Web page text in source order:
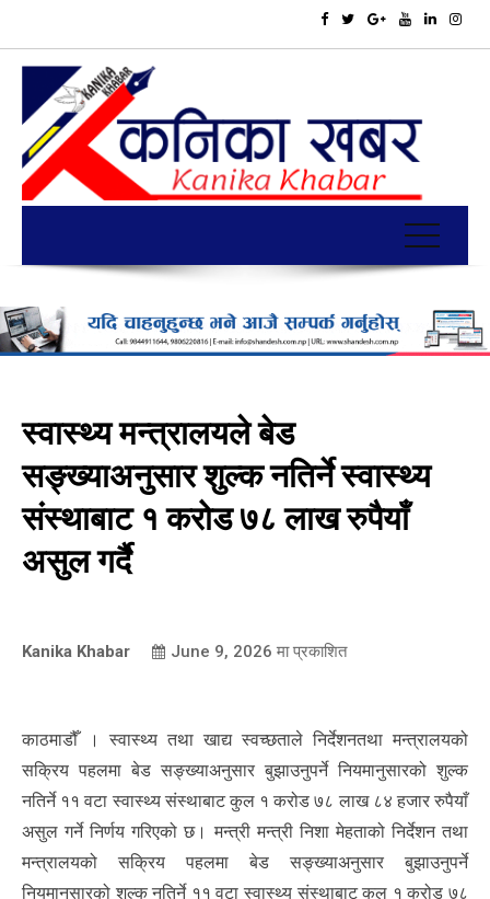
स्वास्थ्य मन्त्रालयले बेड
सङ्ख्याअनुसार शुल्क नतिर्ने स्वास्थ्य
संस्थाबाट १ करोड ७८ लाख रुपैयाँ
असुल गर्दै
Kanika Khabar June 9, 2026 मा प्रकाशित
काठमाडौँ । स्वास्थ्य तथा खाद्य स्वच्छताले निर्देशनतथा मन्त्रालयको
सक्रिय पहलमा बेड सङ्ख्याअनुसार बुझाउनुपर्ने नियमानुसारको शुल्क
नतिर्ने ११ वटा स्वास्थ्य संस्थाबाट कुल १ करोड ७८ लाख ८४ हजार रुपैयाँ
असुल गर्ने निर्णय गरिएको छ। मन्त्री मन्त्री निशा मेहताको निर्देशन तथा
मन्त्रालयको सक्रिय पहलमा बेड सङ्ख्याअनुसार बुझाउनुपर्ने
नियमानुसारको शुल्क नतिर्ने ११ वटा स्वास्थ्य संस्थाबाट कुल १ करोड ७८